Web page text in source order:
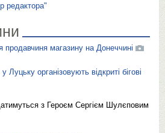
редактора"
магазину на Донеччині
Луцьку організовують відкриті бігові
з Героєм Сергієм Шулєповим